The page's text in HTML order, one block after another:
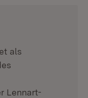
als
Lennart-